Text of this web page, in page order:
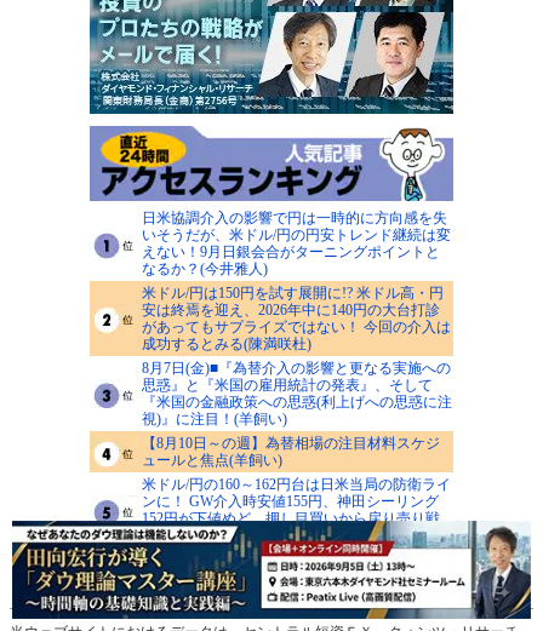
日米協調介入の影響で円は一時的に方向感を失
いそうだが、米ドル/円の円安トレンド継続は変
えない！9月日銀会合がターニングポイントと
なるか？(今井雅人)
米ドル/円は150円を試す展開に!? 米ドル高・円
安は終焉を迎え、2026年中に140円の大台打診
があってもサプライズではない！ 今回の介入は
成功するとみる(陳満咲杜)
8月7日(金)■『為替介入の影響と更なる実施への
思惑』と『米国の雇用統計の発表』、そして
『米国の金融政策への思惑(利上げへの思惑に注
視)』に注目！(羊飼い)
【8月10日～の週】為替相場の注目材料スケジ
ュールと焦点(羊飼い)
米ドル/円の160～162円台は日米当局の防衛ライ
ンに！ GW介入時安値155円、神田シーリング
152円が下値めど、押し目買いから戻り売り戦
略へ(西原宏一)
>>人気記事一覧を見る